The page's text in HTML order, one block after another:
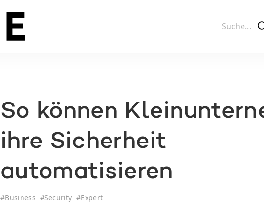
So können
ihre Sicherheit
automatisieren
#Business #Security #Expert